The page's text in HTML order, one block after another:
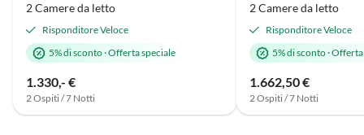
2 Camere da letto
Risponditore Veloce
5% di sconto·Offerta speciale
1.330,- €
2 Ospiti / 7 Notti
2 Camere da letto
Risponditore Veloce
5% di sconto·Offerta
1.662,50 €
2 Ospiti / 7 Notti